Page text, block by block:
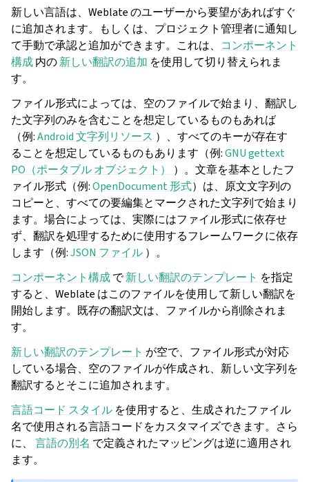
navigation of 導入方法
新しい言語は、Weblate のユーザーから要望があればすぐ
に追加されます。もしくは、プロジェクト管理者に通知し
て手動で承認と追加ができます。これは、 コンポーネント
構成内の新しい翻訳の追加 を使用して切り替えられま
す。
ファイル形式によっては、空のファイルで始まり、翻訳し
た文字列のみを含むことを想定しているものもあれば
（例:Android 文字列リソース ）、すべてのキーが存在す
ることを想定しているものもあります（例:GNU gettext
PO（ポータブル オブジェクト）
）。文章を基本としたフ
ァイル形式（例:OpenDocument 形式）は、原文文字列の
コピーと、すべての要編集とマークされた文字列で始まり
ます。場合によっては、実際にはファイル形式に依存せ
ず、翻訳を処理するために使用するフレームワークに依存
します（例:JSON ファイル ）。
コンポーネント構成で新しい翻訳のテンプレート を指定
すると、Weblate はこのファイルを使用して新しい翻訳を
開始します。既存の翻訳文は、ファイルから削除されま
す。
新しい翻訳のテンプレート が空で、ファイル形式が対応
している場合、空のファイルが作成され、新しい文字列を
翻訳するとそこに追加されます。
言語コード スタイル を使用すると、生成されたファイル
名で使用される言語コードをカスタマイズできます。さら
に、 言語の別名 で定義されたマッピングは逆に適用され
ます。